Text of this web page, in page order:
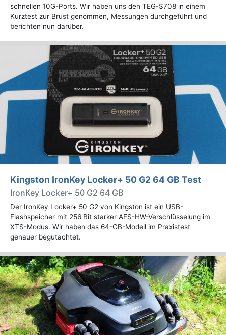
schnellen 10G-Ports. Wir haben uns den TEG-S708 in einem
Kurztest zur Brust genommen, Messungen durchgeführt und
berichten nun darüber.
Kingston IronKey Locker+ 50 G2 64 GB Test
IronKey Locker+ 50 G2 64 GB
Der IronKey Locker+ 50 G2 von Kingston ist ein USB-
Flashspeicher mit 256 Bit starker AES-HW-Verschlüsselung im
XTS-Modus. Wir haben das 64-GB-Modell im Praxistest
genauer begutachtet.